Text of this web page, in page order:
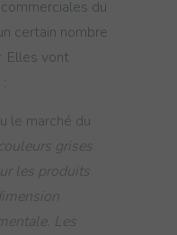
du
certain nombre
Elles vont
le marché du
grises
les produits
Les